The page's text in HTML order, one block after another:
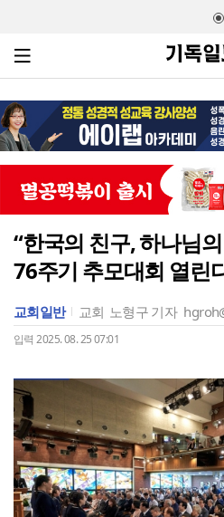
“한국의 친구, 하나님
76주기 추모대회 열린
교회일반 교회 노형구 기자
입력 2025. 08. 25 07:01